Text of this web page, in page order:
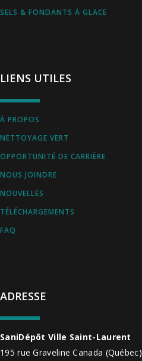
ADRESSE
SaniDépôt Ville Saint-Laurent
195 rue Graveline Canada (Québec)
SELS & FONDANTS À GLACE
LIENS UTILES
À PROPOS
NETTOYAGE VERT
OPPORTUNITÉ DE CARRIÈRE
NOUS JOINDRE
NOUVELLES
TÉLÉCHARGEMENTS
FAQ